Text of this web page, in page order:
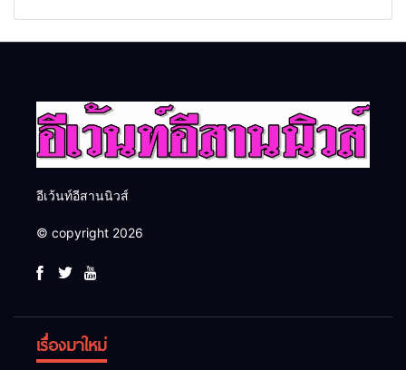
อีเว้นท์อีสานนิวส์
© copyright 2026
เรื่องมาใหม่